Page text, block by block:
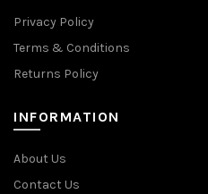
Privacy Policy
Terms & Conditions
Returns Policy
INFORMATION
About Us
Contact Us